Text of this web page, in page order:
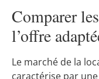
Comparer
l’offre
Le marché de la
caractérise par